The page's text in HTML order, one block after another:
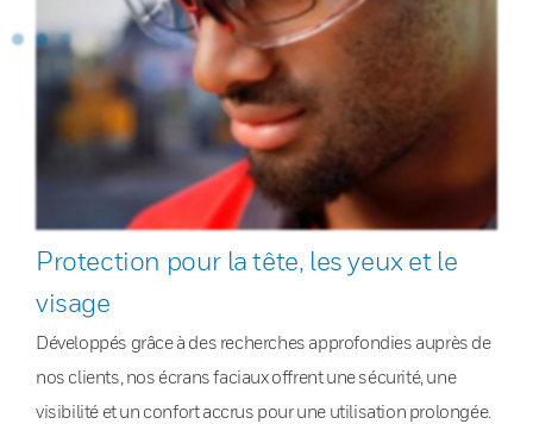
Protection pour la tête, les yeux et le
visage
Développés grâce à des recherches approfondies auprès de
nos clients, nos écrans faciaux offrent une sécurité, une
visibilité et un confort accrus pour une utilisation prolongée.